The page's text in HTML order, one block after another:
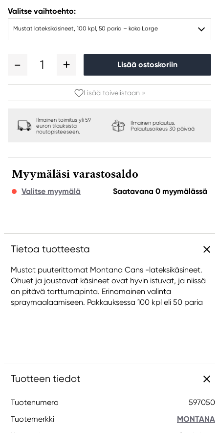
Valitse vaihtoehto:
Mustat lateksikäsineet, 100 kpl, 50 paria – koko Large
1 Lisää ostoskoriin
Lisää toivelistaan »
Ilmainen toimitus yli 59
euron tilauksista
noutopisteeseen.
Ilmainen palautus.
Palautusoikeus 30 päivää
Myymäläsi varastosaldo
Valitse myymälä Saatavana 0 myymälässä
Tietoa tuotteesta
Mustat puuterittomat Montana Cans -lateksikäsineet.
Ohuet ja joustavat käsineet ovat hyvin istuvat, ja niissä
on pitävä tarttumapinta. Erinomainen valinta
spraymaalaamiseen. Pakkauksessa 100 kpl eli 50 paria
Tuotteen tiedot
Tuotenumero
597050
Tuotemerkki
MONTANA